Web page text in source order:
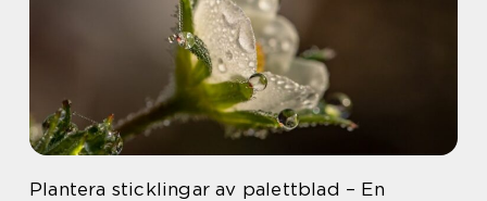
Plantera sticklingar av palettblad – En